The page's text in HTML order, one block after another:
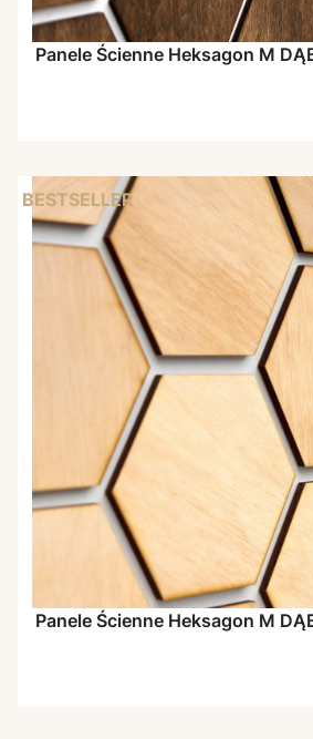
Panele Ścienne Heksagon M
BESTSELLER
Panele Ścienne Heksagon M